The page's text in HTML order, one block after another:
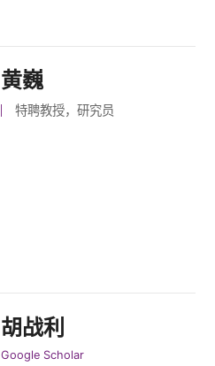
黄巍
特聘教授，研究员
胡战利
Google Scholar